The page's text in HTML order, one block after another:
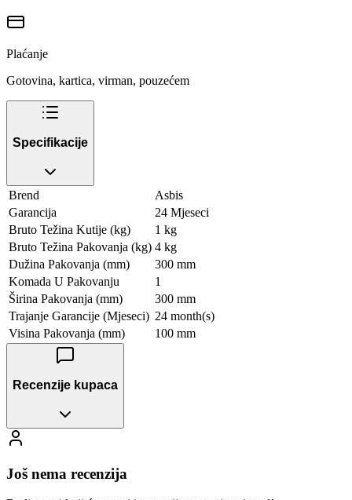
Plaćanje
Gotovina, kartica, virman, pouzećem
Specifikacije
Brend
Asbis
Garancija
24 Mjeseci
Bruto Težina Kutije (kg)
1 kg
Bruto Težina Pakovanja (kg) 4 kg
Dužina Pakovanja (mm)
300 mm
Komada U Pakovanju
1
Širina Pakovanja (mm)
300 mm
Trajanje Garancije (Mjeseci) 24 month(s)
Visina Pakovanja (mm)
100 mm
Recenzije kupaca
Još nema recenzija